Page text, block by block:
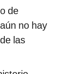
de
no hay
las